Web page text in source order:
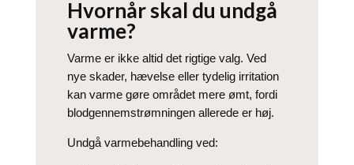
Hvornår skal du undgå
varme?
Varme er ikke altid det rigtige valg. Ved
nye skader, hævelse eller tydelig irritation
kan varme gøre området mere ømt, fordi
blodgennemstrømningen allerede er høj.
Undgå varmebehandling ved: